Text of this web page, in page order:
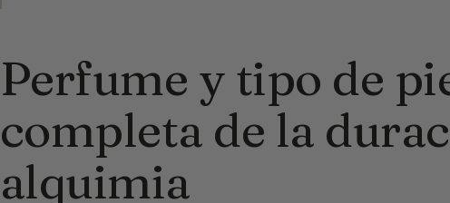
Perfume y tipo de
completa de la
alquimia